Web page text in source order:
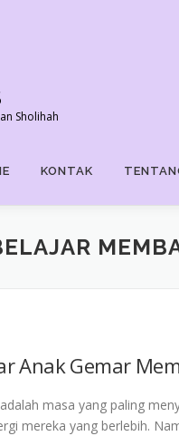
Sholihah
KONTAK
Anak Gemar
masa yang paling
mereka yang berlebih.